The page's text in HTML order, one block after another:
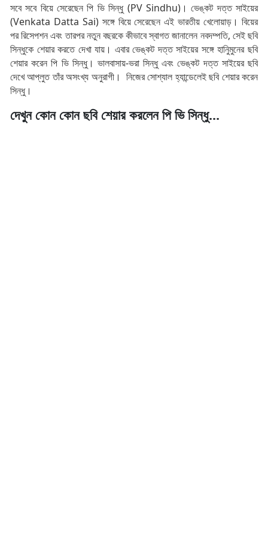
সবে সবে বিয়ে সেরেছেন পি ভি সিন্ধু (PV Sindhu)। ভেঙ্কট দত্ত সাইয়ের
(Venkata Datta Sai) সঙ্গে বিয়ে সেরেছেন এই ভারতীয় খেলোয়াড়। বিয়ের
পর রিসেপশন এবং তারপর নতুন বছরকে কীভাবে স্বাগত জানালেন নবদম্পতি, সেই ছবি
সিন্ধুকে শেয়ার করতে দেখা যায়। এবার ভেঙ্কট দত্ত সাইয়ের সঙ্গে হানিুমুনের ছবি
শেয়ার করেন পি ভি সিন্ধু। ভালবাসায়-ভরা সিন্ধু এবং ভেঙ্কট দত্ত সাইয়ের ছবি
দেখে আপ্লুত তাঁর অসংখ্য অনুরাগী। নিজের সোশ্যাল হ্যান্ডেলেই ছবি শেয়ার করেন
সিন্ধু।
দেখুন কোন কোন ছবি শেয়ার করলেন পি ভি সিন্ধু...